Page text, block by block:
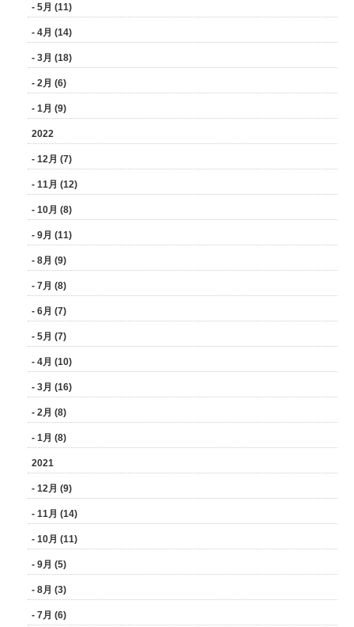
- 5月 (11)
- 4月 (14)
- 3月 (18)
- 2月 (6)
- 1月 (9)
2022
- 12月 (7)
- 11月 (12)
- 10月 (8)
- 9月 (11)
- 8月 (9)
- 7月 (8)
- 6月 (7)
- 5月 (7)
- 4月 (10)
- 3月 (16)
- 2月 (8)
- 1月 (8)
2021
- 12月 (9)
- 11月 (14)
- 10月 (11)
- 9月 (5)
- 8月 (3)
- 7月 (6)